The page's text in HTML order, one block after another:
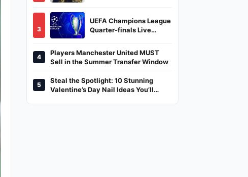
3
UEFA Champions League
Quarter-finals Live
And Where To Watch
4
Players Manchester United MUST
Sell in the Summer Transfer Window
5
Steal the Spotlight: 10 Stunning
Valentine’s Day Nail Ideas You’ll